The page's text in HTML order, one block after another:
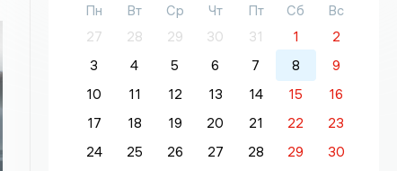
Пн Вт Ср Чт Пт Сб
Вс
27
28 29 30 31 1
2
3
4 5 6 7 8
9
10
11 12 13 14 15
16
17
18 19 20 21 22
23
24
25 26 27 28 29
30